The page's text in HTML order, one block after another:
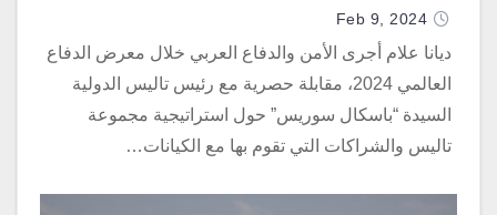
على فكرة الشراكة
Feb 9, 2024
ديانا علام أجرى الأمن والدفاع العربي خلال معرض الدفاع
العالمي 2024، مقابلة حصرية مع رئيس تاليس الدولية
السيدة “باسكال سوريس” حول استراتيجية مجموعة
تاليس والشراكات التي تقوم بها مع الكيانات…